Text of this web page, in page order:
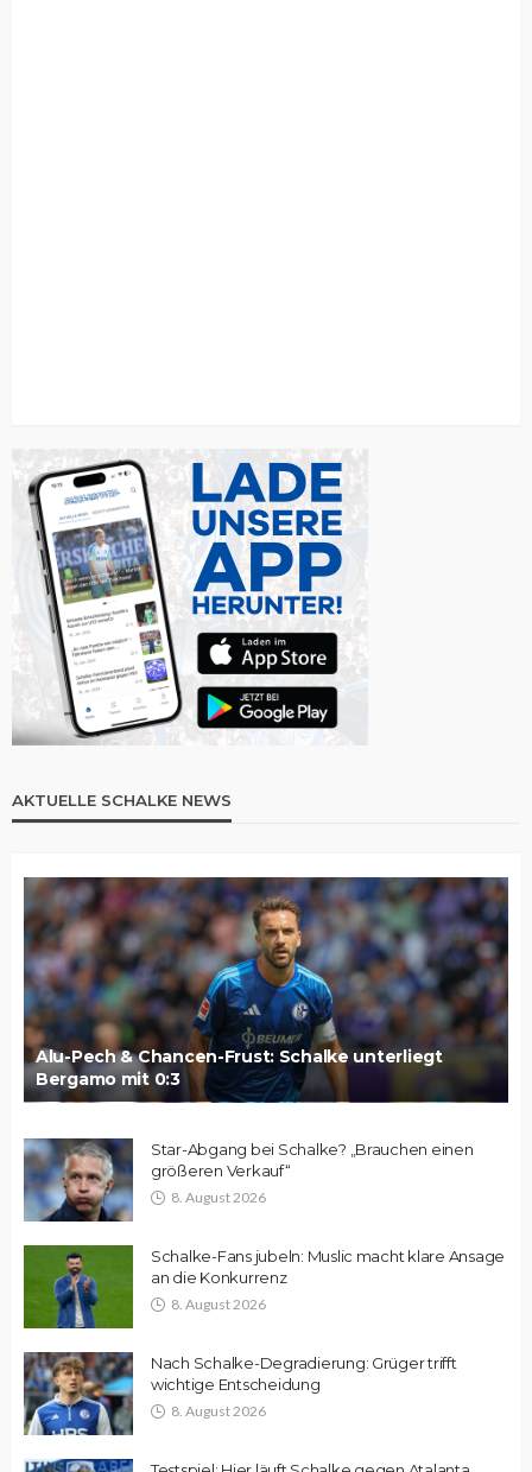
AKTUELLE SCHALKE NEWS
Alu-Pech & Chancen-Frust: Schalke unterliegt
Bergamo mit 0:3
Star-Abgang bei Schalke? „Brauchen einen
größeren Verkauf“
8. August 2026
Schalke-Fans jubeln: Muslic macht klare Ansage
an die Konkurrenz
8. August 2026
Nach Schalke-Degradierung: Grüger trifft
wichtige Entscheidung
8. August 2026